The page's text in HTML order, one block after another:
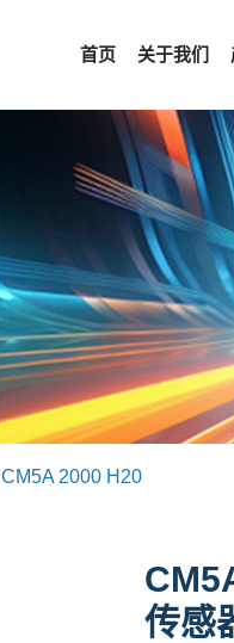
首页 关于我们
CM5A 2000 H20
传感